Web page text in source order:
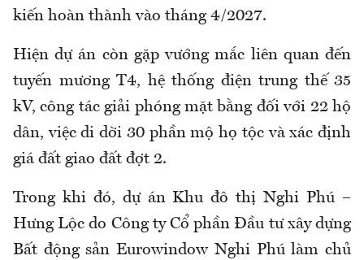
kiến hoàn thành vào tháng 4/2027.
Hiện dự án còn gặp vướng mắc liên quan đến
tuyến mương T4, hệ thống điện trung thế 35
kV, công tác giải phóng mặt bằng đối với 22 hộ
dân, việc di dời 30 phần mộ họ tộc và xác định
giá đất giao đất đợt 2.
Trong khi đó, dự án Khu đô thị Nghi Phú –
Hưng Lộc do Công ty Cổ phần Đầu tư xây dựng
Bất động sản Eurowindow Nghi Phú làm chủ